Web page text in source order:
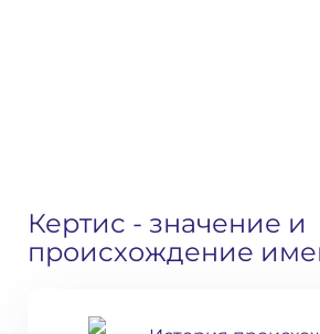
Кертис - значение и
происхождение